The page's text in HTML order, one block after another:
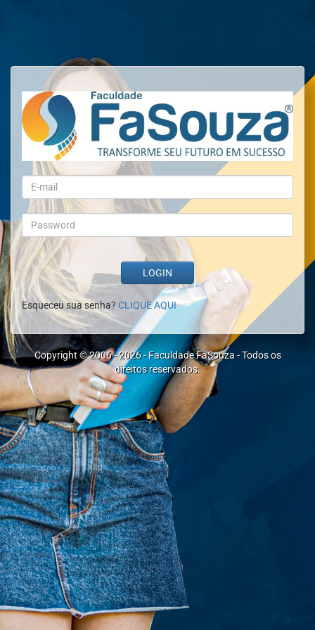
Esqueceu sua senha? CLIQUE AQUI
Copyright © 2006 -2026-Faculdade FaSouza- Todos os
direitos reservados.